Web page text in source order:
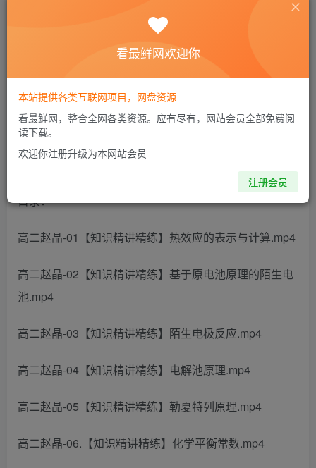
9.9
此内容为付费阅读，请付费后查看
2024高二化学 赵晶 暑假班 百度云网盘下载
目录：
高二赵晶-01【知识精讲精练】热效应的表示与计算.mp4
高二赵晶-02【知识精讲精练】基于原电池原理的陌生电
池.mp4
高二赵晶-03【知识精讲精练】陌生电极反应.mp4
高二赵晶-04【知识精讲精练】电解池原理.mp4
高二赵晶-05【知识精讲精练】勒夏特列原理.mp4
高二赵晶-06.【知识精讲精练】化学平衡常数.mp4
看最鲜网欢迎你
本站提供各类互联网项目，网盘资源
看最鲜网，整合全网各类资源。应有尽有，网站会员全部免费阅
读下载。
欢迎你注册升级为本网站会员
注册会员